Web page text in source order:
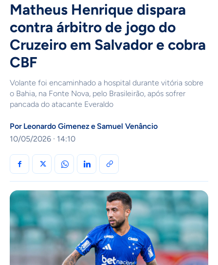
Matheus Henrique dispara
contra árbitro de jogo do
Cruzeiro em Salvador e cobra
CBF
Volante foi encaminhado a hospital durante vitória sobre
o Bahia, na Fonte Nova, pelo Brasileirão, após sofrer
pancada do atacante Everaldo
Por Leonardo Gimeneze Samuel Venâncio
10/05/2026 · 14:10